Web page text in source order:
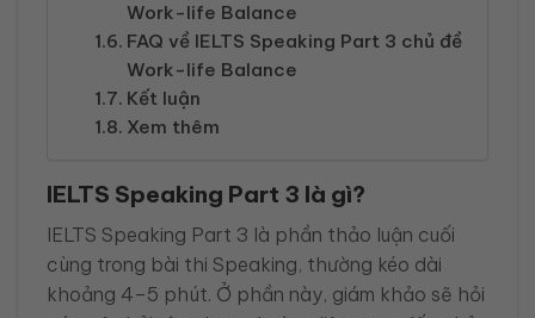
Work-life Balance
FAQ về IELTS Speaking Part 3 chủ đề
Work-life Balance
Kết luận
Xem thêm
IELTS Speaking Part 3 là gì?
IELTS Speaking Part 3 là phần thảo luận cuối
cùng trong bài thi Speaking, thường kéo dài
khoảng 4–5 phút. Ở phần này, giám khảo sẽ hỏi